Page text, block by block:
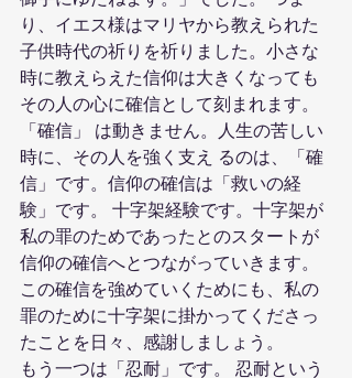
り、イエス様はマリヤから教えられた
子供時代の祈りを祈りました。小さな
時に教えらえた信仰は大きくなっても
その人の心に確信として刻まれます。
「確信」 は動きません。人生の苦しい
時に、その人を強く支え るのは、「確
信」です。信仰の確信は「救いの経
験」です。 十字架経験です。十字架が
私の罪のためであったとのスタートが
信仰の確信へとつながっていきます。
この確信を強めていくためにも、私の
罪のために十字架に掛かってくださっ
たことを日々、感謝しましょう。
もう一つは「忍耐」です。 忍耐という